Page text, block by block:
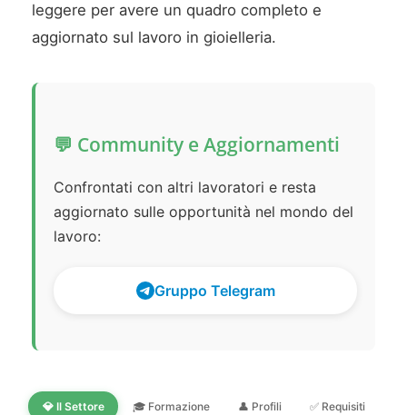
leggere per avere un quadro completo e
aggiornato sul lavoro in gioielleria.
💬 Community e Aggiornamenti
Confrontati con altri lavoratori e resta
aggiornato sulle opportunità nel mondo del
lavoro:
Gruppo Telegram
💎 Il Settore 🎓 Formazione 👤 Profili ✅ Requisiti